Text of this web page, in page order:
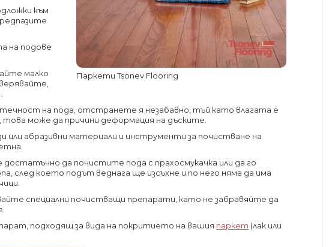
Паркети Tsonev Flooring
към
на подове
малко
течност на пода, отстранете я незабавно, тъй като влагата е
това може да причини деформация на дъските.
или абразивни материали и инструменти за почистване на
да почистите пода с прахосмукачка или да го
след което подът веднага ще изсъхне и по него няма да има
специални почистващи препарати, като не забравяйте да
подходящ за вида на покритието на вашия паркет (лак или